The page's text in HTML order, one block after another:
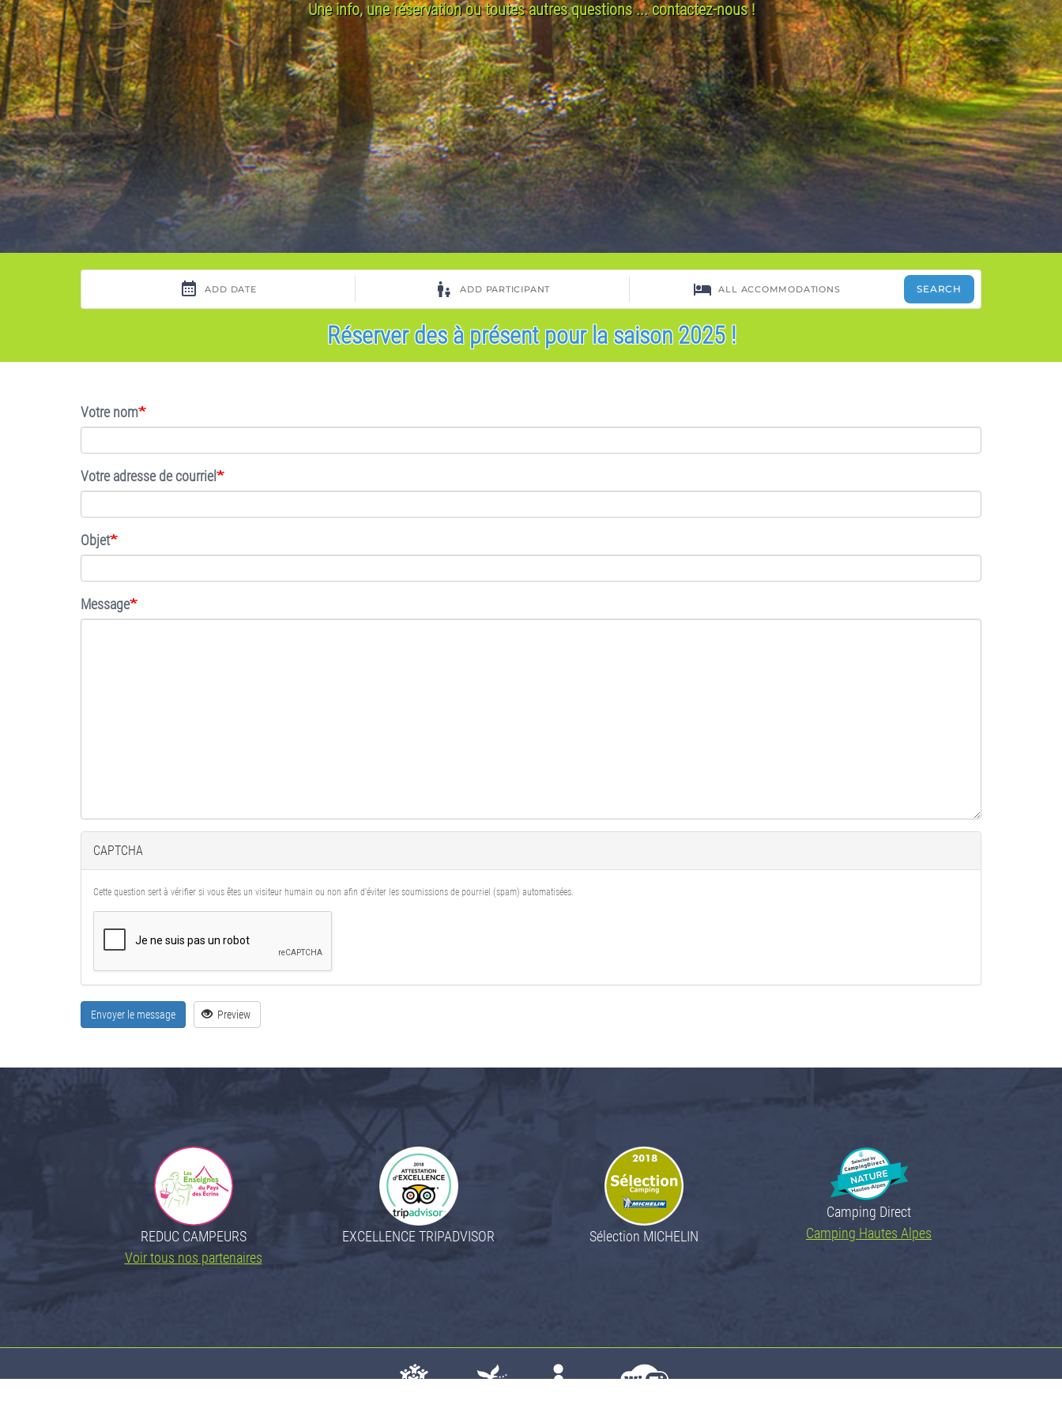
Une info, une réservation ou toutes autres questions ... contactez-nous !
Réserver des à présent pour la saison 2025 !
Votre nom
Votre adresse de courriel
Objet
Message
CAPTCHA
Cette question sert à vérifier si vous êtes un visiteur humain ou non afin d'éviter les soumissions de pourriel (spam) automatisées.
Envoyer le message Preview
REDUC CAMPEURS
Voir tous nos partenaires
EXCELLENCE TRIPADVISOR Sélection MICHELIN
Camping Direct
Camping Hautes Alpes